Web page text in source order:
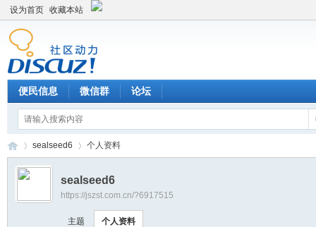
设为首页 收藏本站
便民信息 微信群 论坛
›
sealseed6 个人资料
sealseed6
https://jszst.com.cn/?6917515
主题 个人资料